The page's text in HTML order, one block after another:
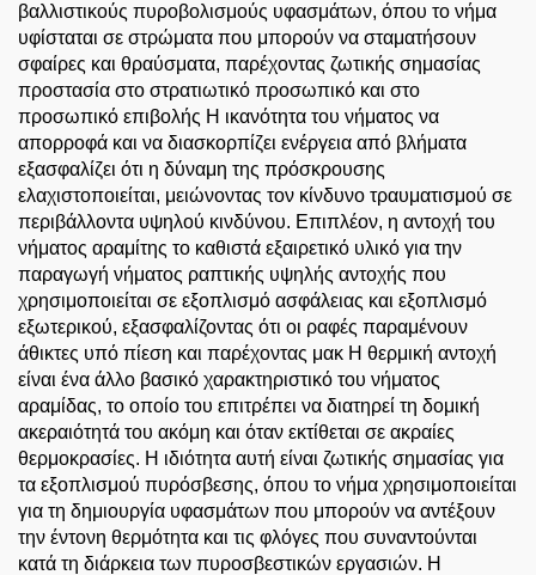
βαλλιστικούς πυροβολισμούς υφασμάτων, όπου το νήμα
υφίσταται σε στρώματα που μπορούν να σταματήσουν
σφαίρες και θραύσματα, παρέχοντας ζωτικής σημασίας
προστασία στο στρατιωτικό προσωπικό και στο
προσωπικό επιβολής Η ικανότητα του νήματος να
απορροφά και να διασκορπίζει ενέργεια από βλήματα
εξασφαλίζει ότι η δύναμη της πρόσκρουσης
ελαχιστοποιείται, μειώνοντας τον κίνδυνο τραυματισμού σε
περιβάλλοντα υψηλού κινδύνου. Επιπλέον, η αντοχή του
νήματος αραμίτης το καθιστά εξαιρετικό υλικό για την
παραγωγή νήματος ραπτικής υψηλής αντοχής που
χρησιμοποιείται σε εξοπλισμό ασφάλειας και εξοπλισμό
εξωτερικού, εξασφαλίζοντας ότι οι ραφές παραμένουν
άθικτες υπό πίεση και παρέχοντας μακ Η θερμική αντοχή
είναι ένα άλλο βασικό χαρακτηριστικό του νήματος
αραμίδας, το οποίο του επιτρέπει να διατηρεί τη δομική
ακεραιότητά του ακόμη και όταν εκτίθεται σε ακραίες
θερμοκρασίες. Η ιδιότητα αυτή είναι ζωτικής σημασίας για
τα εξοπλισμού πυρόσβεσης, όπου το νήμα χρησιμοποιείται
για τη δημιουργία υφασμάτων που μπορούν να αντέξουν
την έντονη θερμότητα και τις φλόγες που συναντούνται
κατά τη διάρκεια των πυροσβεστικών εργασιών. Η